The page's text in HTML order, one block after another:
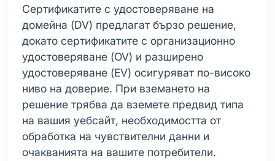
Сертификатите с удостоверяване на
домейна (DV) предлагат бързо решение,
докато сертификатите с организационно
удостоверяване (OV) и разширено
удостоверяване (EV) осигуряват по-високо
ниво на доверие. При вземането на
решение трябва да вземете предвид типа
на вашия уебсайт, необходимостта от
обработка на чувствителни данни и
очакванията на вашите потребители.